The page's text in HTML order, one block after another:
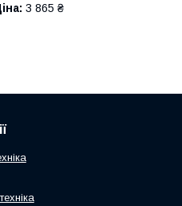
3 865 ₴